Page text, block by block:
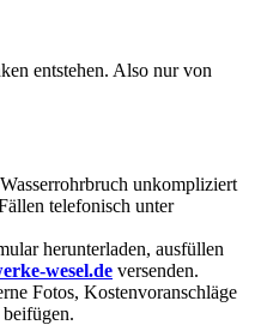
entstehen. Also nur von
unkompliziert
telefonisch unter
herunterladen, ausfüllen
wesel.de versenden.
Fotos, Kostenvoranschläge